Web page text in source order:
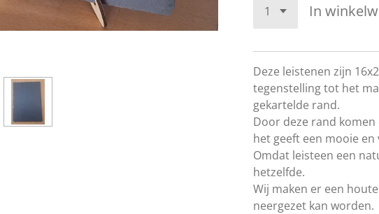
In
Deze leistenen zijn
tegenstelling tot het
gekartelde rand.
Door deze rand
het geeft een mooie
Omdat leisteen een
hetzelfde.
Wij maken er een
neergezet kan worden.